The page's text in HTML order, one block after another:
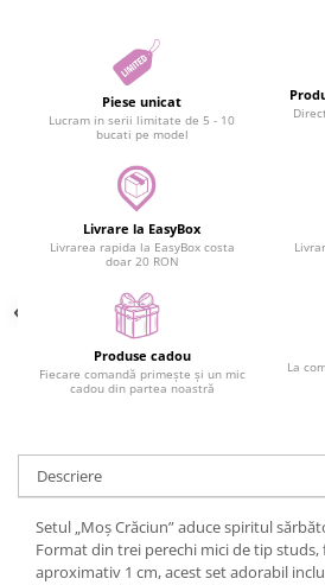
Piese unicat
Lucram in serii limitate de 5 - 10
bucati pe model
Livrare la EasyBox
Livrarea rapida la EasyBox costa
doar 20 RON
Produse cadou
Fiecare comandă primește și un mic
cadou din partea noastră
La
Descriere
Setul „Moș Crăciun” aduce spiritul
Format din trei perechi mici de tip
aproximativ 1 cm, acest set adorabil